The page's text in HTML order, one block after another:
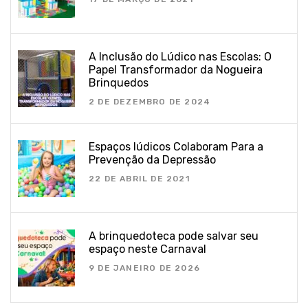
A Inclusão do Lúdico nas Escolas: O
Papel Transformador da Nogueira
Brinquedos
2 DE DEZEMBRO DE 2024
Espaços lúdicos Colaboram Para a
Prevenção da Depressão
22 DE ABRIL DE 2021
A brinquedoteca pode salvar seu
espaço neste Carnaval
9 DE JANEIRO DE 2026